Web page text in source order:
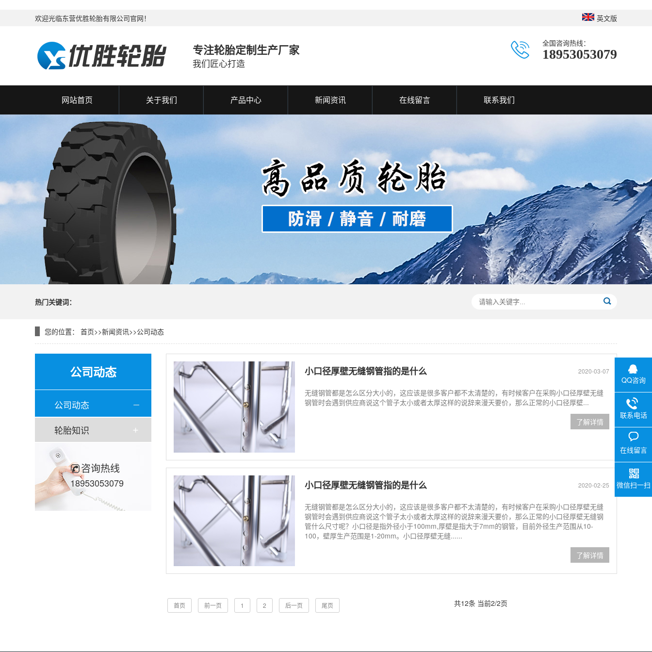
英文版
欢迎光临东营优胜轮胎有限公司官网！
专注轮胎定制生产厂家
我们匠心打造
全国咨询热线：
18953053079
网站首页 关于我们 产品中心 新闻资讯 在线留言 联系我们
热门关键词：
您的位置： 首页>>新闻资讯>>公司动态
公司动态
公司动态
轮胎知识
咨询热线
18953053079
2020-03-07
小口径厚壁无缝钢管指的是什么
无缝钢管都是怎么区分大小的，这应该是很多客户都不太清楚的，有时候客户在采购小口径厚壁无缝
钢管时会遇到供应商说这个管子太小或者太厚这样的说辞来漫天要价，那么正常的小口径厚壁...
了解详情
2020-02-25
小口径厚壁无缝钢管指的是什么
无缝钢管都是怎么区分大小的，这应该是很多客户都不太清楚的，有时候客户在采购小口径厚壁无缝
钢管时会遇到供应商说这个管子太小或者太厚这样的说辞来漫天要价，那么正常的小口径厚壁无缝钢
管什么尺寸呢？小口径是指外径小于100mm,厚壁是指大于7mm的钢管，目前外径生产范围从10-
100，壁厚生产范围是1-20mm。小口径厚壁无缝......
了解详情
共12条 当前2/2页
首页 前一页 1 2 后一页 尾页
QQ咨询
联系电话
在线留言
微信扫一扫